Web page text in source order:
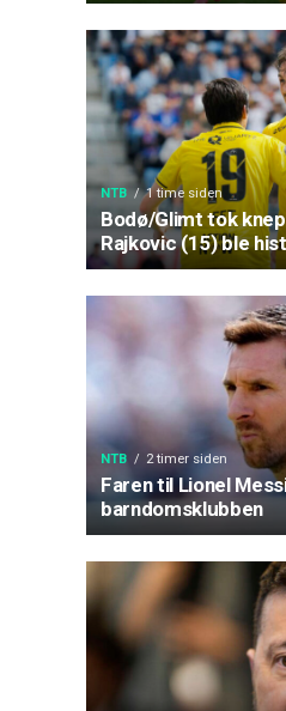
NTB 1 time siden
Bodø/Glimt tok
Rajkovic (15) ble
NTB 2 timer siden
Faren til Lionel
barndomsklubben